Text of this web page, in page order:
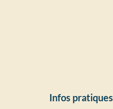
Infos pratiques